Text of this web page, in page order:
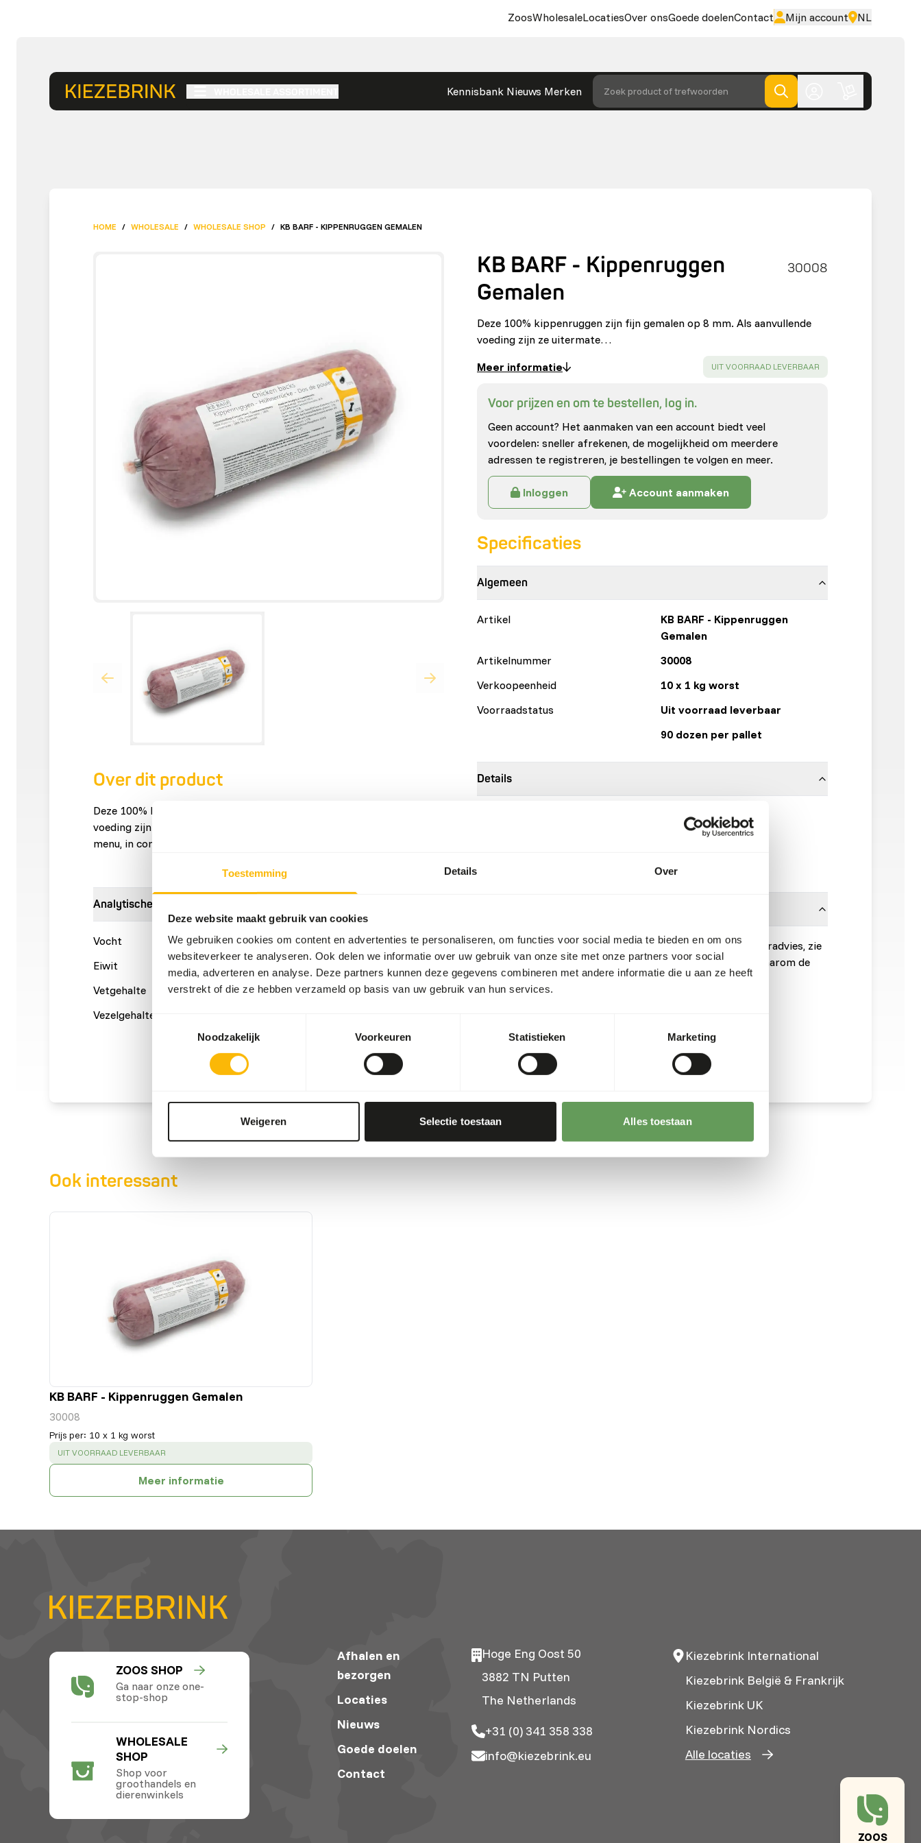
Toestemming Details Over
Deze website maakt gebruik van cookies
We gebruiken cookies om content en advertenties te personaliseren, om functies voor social media te bieden en om ons
websiteverkeer te analyseren. Ook delen we informatie over uw gebruik van onze site met onze partners voor social
media, adverteren en analyse. Deze partners kunnen deze gegevens combineren met andere informatie die u aan ze heeft
verstrekt of die ze hebben verzameld op basis van uw gebruik van hun services.
Toestemmingsselectie
Noodzakelijk
Voorkeuren Statistieken Marketing
Weigeren Selectie toestaan Alles toestaan
ZoosWholesaleLocatiesOver onsGoede doelenContact Mijn account NL
Kennisbank Nieuws Merken Zoek product of trefwoorden
ZOOS
HOME / WHOLESALE / WHOLESALE SHOP / KB BARF - KIPPENRUGGEN GEMALEN
Over dit product
Deze 100% kippenruggen zijn fijn gemalen op 8 mm. Als aanvullende
voeding zijn ze uitermate geschikt voor een zelf samengesteld BARF-
menu, in combinatie met spiervlees, organen en ander bevleesd bot.
Analytische bestanddelen
Vocht 66% Ruwe as
4%
Eiwit
15% Calcium
1,17%
Vetgehalte
17% Fosfor
0,55%
Vezelgehalte
KB BARF - Kippenruggen
Gemalen
30008
Deze 100% kippenruggen zijn fijn gemalen op 8 mm. Als aanvullende
voeding zijn ze uitermate…
Meer informatie
SUCCESS:
UIT VOORRAAD LEVERBAAR
Voor prijzen en om te bestellen, log in.
Geen account? Het aanmaken van een account biedt veel
voordelen: sneller afrekenen, de mogelijkheid om meerdere
adressen te registreren, je bestellingen te volgen en meer.
Inloggen Account aanmaken
Specificaties
Algemeen
Artikel
KB BARF - Kippenruggen
Gemalen
Artikelnummer
30008
Verkoopeenheid
10 x 1 kg worst
Voorraadstatus
Uit voorraad leverbaar
90 dozen per pallet
Details
100% kippenrug
Klik hier
Let op: Variatie met eiwitbronnen is noodzakelijk. Voor voeradvies, zie
www.kbraw.eu. Dit product is een rauw diervoeder. Houd daarom de
hygiënevoorschriften in acht, ziewww.feed-raw-right.eu
Ook interessant
KB BARF - Kippenruggen Gemalen
30008
Prijs per: 10 x 1 kg worst
SUCCESS:
UIT VOORRAAD LEVERBAAR
Meer informatie
ZOOS SHOP
Ga naar onze one-
stop-shop
WHOLESALE
SHOP
Shop voor
groothandels en
dierenwinkels
Afhalen en
bezorgen
Locaties
Nieuws
Goede doelen
Contact
Hoge Eng Oost 50
3882 TN Putten
The Netherlands
+31 (0) 341 358 338
info@kiezebrink.eu
Kiezebrink International
Kiezebrink België & Frankrijk
Kiezebrink UK
Kiezebrink Nordics
Alle locaties